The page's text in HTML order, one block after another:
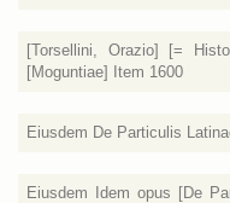
[Torsellini, Orazio] [=
[Moguntiae] Item 1600
Eiusdem De Particulis
Eiusdem Idem opus [De